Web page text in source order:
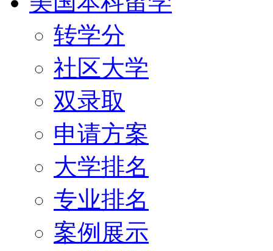
转学分
社区大学
双录取
申请方案
大学排名
专业排名
案例展示